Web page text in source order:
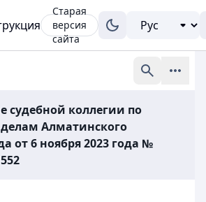
Старая
версия
сайта
судебной коллегии по
Алматинского
от 6 ноября 2023 года №